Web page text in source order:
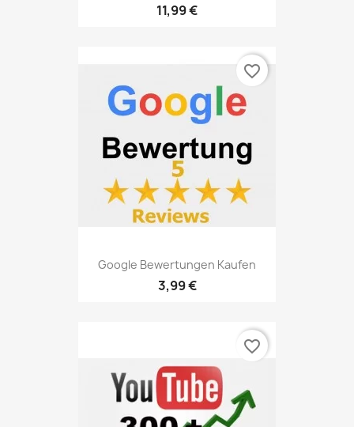
11,99 €
Google Bewertungen Kaufen
3,99 €
favorite_border
favorite_border